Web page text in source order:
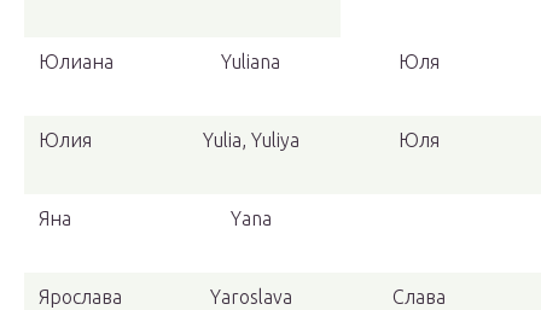
Юлиана Yuliana Юля
Юлия Yulia, Yuliya Юля
Яна Yana
Ярослава Yaroslava Слава